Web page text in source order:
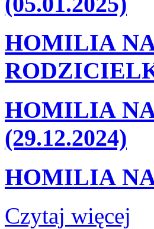
HOMILIA
HOMILIA
(29.12.2024)
HOMILIA
Czytaj więcej